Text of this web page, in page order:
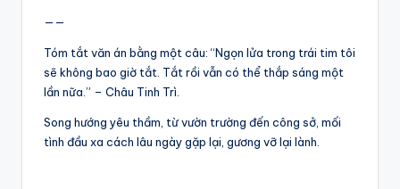
——
Tóm tắt văn án bằng một câu: “Ngọn lửa trong trái tim tôi
sẽ không bao giờ tắt. Tắt rồi vẫn có thể thắp sáng một
lần nữa.” – Châu Tinh Trì.
Song hướng yêu thầm, từ vườn trường đến công sở, mối
tình đầu xa cách lâu ngày gặp lại, gương vỡ lại lành.